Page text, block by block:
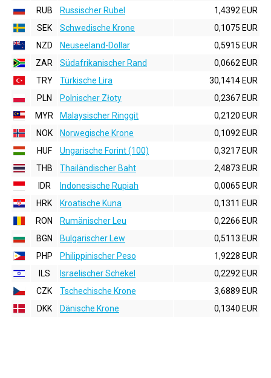
RUB
Russischer Rubel
1,4392 EUR
SEK
Schwedische Krone
0,1075 EUR
NZD
Neuseeland-Dollar
0,5915 EUR
ZAR
Südafrikanischer Rand
0,0662 EUR
TRY
Türkische Lira
30,1414 EUR
PLN
Polnischer Złoty
0,2367 EUR
MYR
Malaysischer Ringgit
0,2120 EUR
NOK
Norwegische Krone
0,1092 EUR
HUF
Ungarische Forint (100)
0,3217 EUR
THB
Thailändischer Baht
2,4873 EUR
IDR
Indonesische Rupiah
0,0065 EUR
HRK
Kroatische Kuna
0,1311 EUR
RON
Rumänischer Leu
0,2266 EUR
BGN
Bulgarischer Lew
0,5113 EUR
PHP
Philippinischer Peso
1,9228 EUR
ILS
Israelischer Schekel
0,2292 EUR
CZK
Tschechische Krone
3,6889 EUR
DKK
Dänische Krone 0,1340 EUR